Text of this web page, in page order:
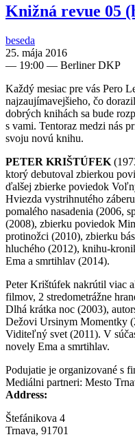
Knižná revue 05
beseda
25. mája 2016
— 19:00 — Berliner DKP
Každý mesiac pre vás Pero
najzaujímavejšieho, čo
dobrých knihách sa bude
s vami. Tentoraz medzi nás
svoju novú knihu.
PETER KRIŠTÚFEK
ktorý debutoval zbierkou
ďalšej zbierke poviedok
Hviezda vystrihnutého
pomalého nasadenia (2006,
(2008), zbierku poviedok
protinožci (2010), zbierku
hluchého (2012), knihu-
Ema a smrtihlav (2014).
Peter Krištúfek nakrútil viac
filmov, 2 stredometrážne
Dlhá krátka noc (2003),
Dežovi Ursinym Momentky
Viditeľný svet (2011). V
novely Ema a smrtihlav.
Podujatie je organizované s
Mediálni partneri: Mesto
Address:
Štefánikova 4
Trnava, 91701